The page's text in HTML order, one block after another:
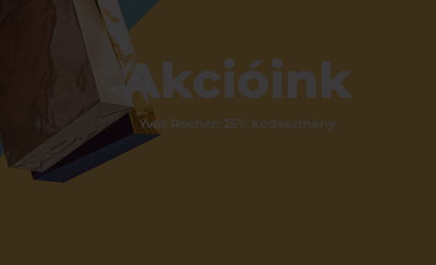
Akcióink
Yves Rocher: 25% kedvezmény